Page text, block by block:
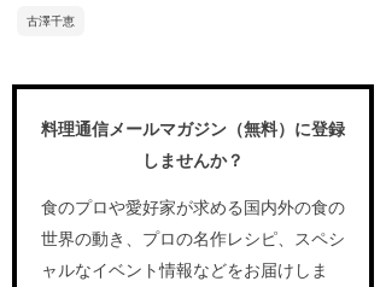
古澤千恵
料理通信メールマガジン（無料）に登録
しませんか？
食のプロや愛好家が求める国内外の食の
世界の動き、プロの名作レシピ、スペシ
ャルなイベント情報などをお届けしま